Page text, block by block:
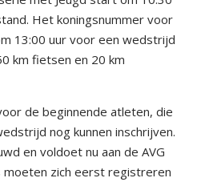
Het koningsnummer voor
13:00 uur voor een wedstrijd
km fietsen en 20 km
de beginnende atleten, die
nog kunnen inschrijven.
en voldoet nu aan de AVG
moeten zich eerst registreren